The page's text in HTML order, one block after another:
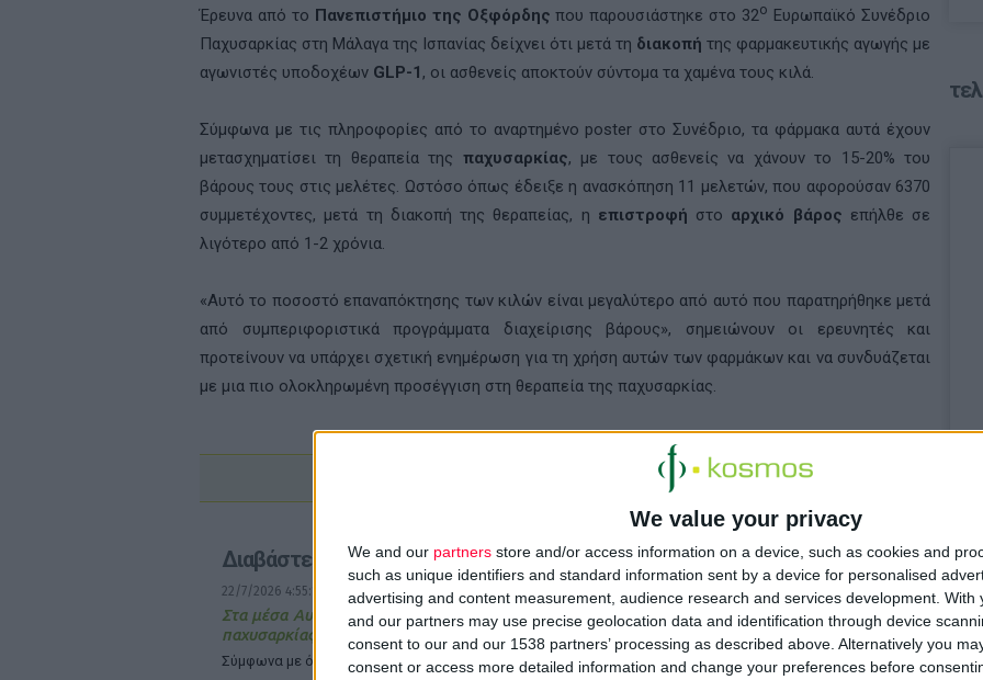
We value your privacy
We and our partners store and/or access information on a device, such as cookies and
such as unique identifiers and standard information sent by a device for personalised
advertising and content measurement, audience research and services development. With
and our partners may use precise geolocation data and identification through device
consent to our and our 1538 partners’ processing as described above. Alternatively you
consent or access more detailed information and change your preferences before
Έρευνα από το Πανεπιστήμιο της Οξφόρδης που παρουσιάστηκε στο 32ο Ευρωπαϊκό Συνέδριο
Παχυσαρκίας στη Μάλαγα της Ισπανίας δείχνει ότι μετά τη διακοπή της φαρμακευτικής αγωγής με
αγωνιστές υποδοχέων GLP-1 , οι ασθενείς αποκτούν σύντομα τα χαμένα τους κιλά.
Σύμφωνα με τις πληροφορίες από το αναρτημένο poster στο Συνέδριο, τα φάρμακα αυτά έχουν
μετασχηματίσει τη θεραπεία της παχυσαρκίας, με τους ασθενείς να χάνουν το 15-20% του
βάρους τους στις μελέτες. Ωστόσο όπως έδειξε η ανασκόπηση 11 μελετών, που αφορούσαν 6370
συμμετέχοντες, μετά τη διακοπή της θεραπείας, η επιστροφή στο αρχικό βάρος επήλθε σε
λιγότερο από 1-2 χρόνια.
«Αυτό το ποσοστό επαναπόκτησης των κιλών είναι μεγαλύτερο από αυτό που παρατηρήθηκε μετά
από συμπεριφοριστικά προγράμματα διαχείρισης βάρους», σημειώνουν οι ερευνητές και
προτείνουν να υπάρχει σχετική ενημέρωση για τη χρήση αυτών των φαρμάκων και να συνδυάζεται
με μια πιο ολοκληρωμένη προσέγγιση στη θεραπεία της παχυσαρκίας.
Διαβάστε επίσης
22/7/2026 4:55:17 μμ
Στα μέσα Αυγούστου η εξόφληση των συνταγών
παχυσαρκίας
Σύμφωνα με όσα είπε ο υπουργός Υγείας στον ΠΦΣ